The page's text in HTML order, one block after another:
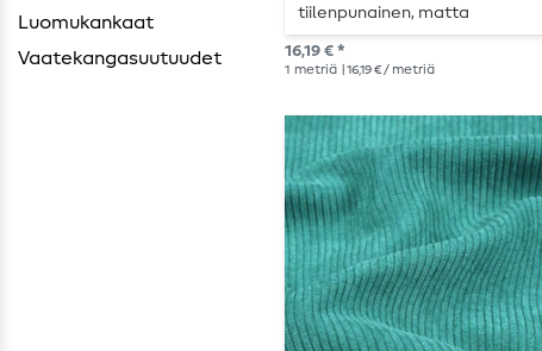
Luomukankaat
Vaatekangasuutuudet
tiilenpunainen, matta
16,19 € *
1 metriä | 16,19 € / metriä